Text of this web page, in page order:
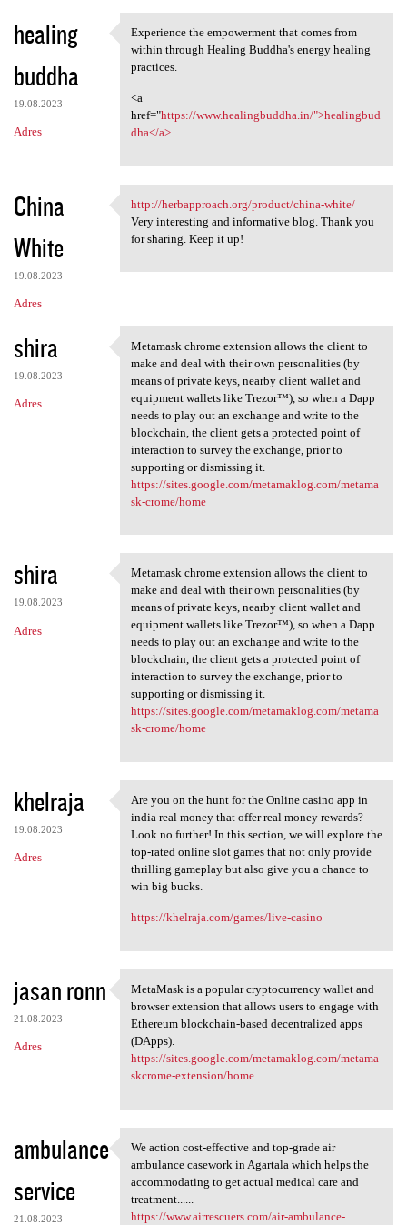
healing
buddha
19.08.2023
Adres
Experience the empowerment
Experience the empowerment that comes from
within through Healing Buddha's energy healing
practices.
<a
href="https://www.healingbuddha.in/">healingbud
dha</a>
China
White
19.08.2023
Adres
http://herbapproach.org
http://herbapproach.org/product/china-white/
Very interesting and informative blog. Thank you
for sharing. Keep it up!
shira
19.08.2023
Adres
Metamask chrome extension
Metamask chrome extension allows the client to
make and deal with their own personalities (by
means of private keys, nearby client wallet and
equipment wallets like Trezor™), so when a Dapp
needs to play out an exchange and write to the
blockchain, the client gets a protected point of
interaction to survey the exchange, prior to
supporting or dismissing it.
https://sites.google.com/metamaklog.com/metama
sk-crome/home
shira
19.08.2023
Adres
Metamask chrome extension
Metamask chrome extension allows the client to
make and deal with their own personalities (by
means of private keys, nearby client wallet and
equipment wallets like Trezor™), so when a Dapp
needs to play out an exchange and write to the
blockchain, the client gets a protected point of
interaction to survey the exchange, prior to
supporting or dismissing it.
https://sites.google.com/metamaklog.com/metama
sk-crome/home
khelraja
19.08.2023
Adres
Are you on the hunt for the
Are you on the hunt for the Online casino app in
india real money that offer real money rewards?
Look no further! In this section, we will explore the
top-rated online slot games that not only provide
thrilling gameplay but also give you a chance to
win big bucks.
https://khelraja.com/games/live-casino
jasan ronn
21.08.2023
Adres
MetaMask is a popular
MetaMask is a popular cryptocurrency wallet and
browser extension that allows users to engage with
Ethereum blockchain-based decentralized apps
(DApps).
https://sites.google.com/metamaklog.com/metama
skcrome-extension/home
ambulance
service
21.08.2023
We action cost-effective and
We action cost-effective and top-grade air
ambulance casework in Agartala which helps the
accommodating to get actual medical care and
treatment......
https://www.airrescuers.com/air-ambulance-